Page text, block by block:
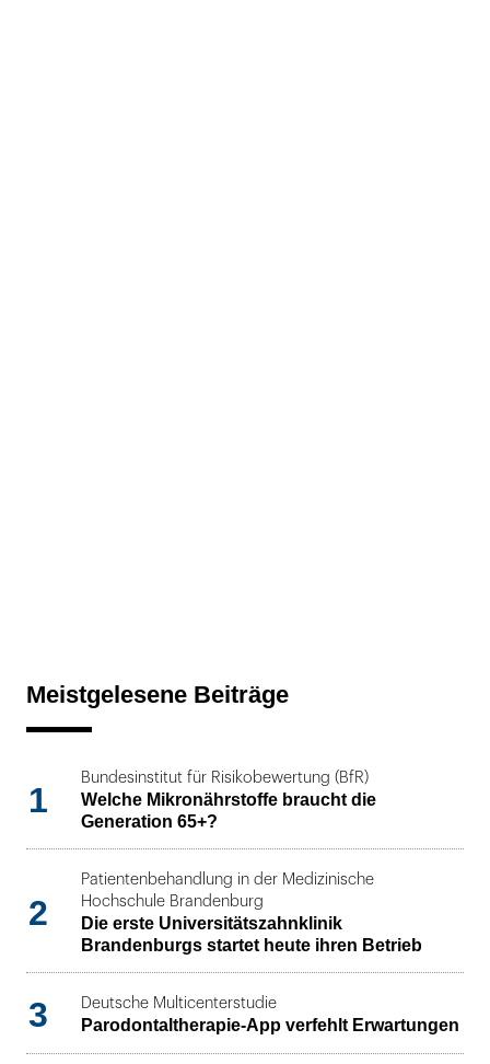
Meistgelesene Beiträge
1
Bundesinstitut für Risikobewertung (BfR)
Welche Mikronährstoffe braucht die
Generation 65+?
2
Patientenbehandlung in der Medizinische
Hochschule Brandenburg
Die erste Universitätszahnklinik
Brandenburgs startet heute ihren Betrieb
3 Deutsche Multicenterstudie
Parodontaltherapie-App verfehlt Erwartungen